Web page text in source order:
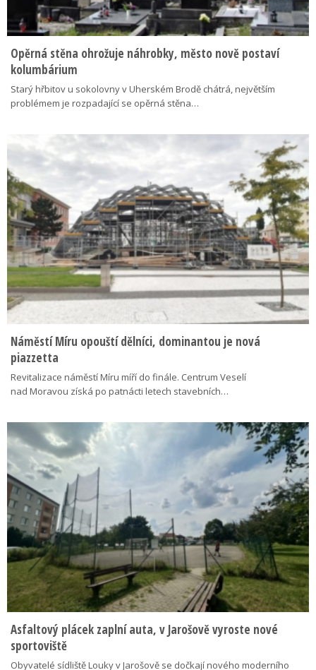
Opěrná stěna ohrožuje náhrobky, město nově postaví
kolumbárium
Starý hřbitov u sokolovny v Uherském Brodě chátrá, největším
problémem je rozpadající se opěrná stěna…
Náměstí Míru opouští dělníci, dominantou je nová
piazzetta
Revitalizace náměstí Míru míří do finále. Centrum Veselí
nad Moravou získá po patnácti letech stavebních…
Asfaltový plácek zaplní auta, v Jarošově vyroste nové
sportoviště
Obyvatelé sídliště Louky v Jarošově se dočkají nového moderního